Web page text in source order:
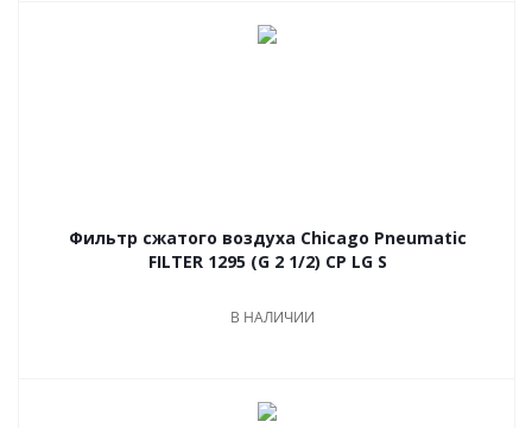
Фильтр сжатого воздуха Chicago Pneumatic
FILTER 1295 (G 2 1/2) CP LG S
В НАЛИЧИИ